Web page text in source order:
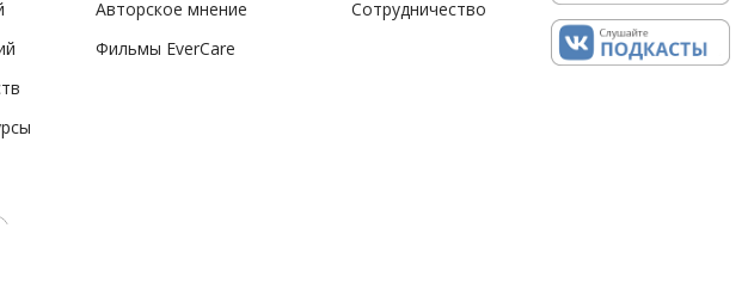
Авторское мнение
Фильмы EverCare
Сотрудничество